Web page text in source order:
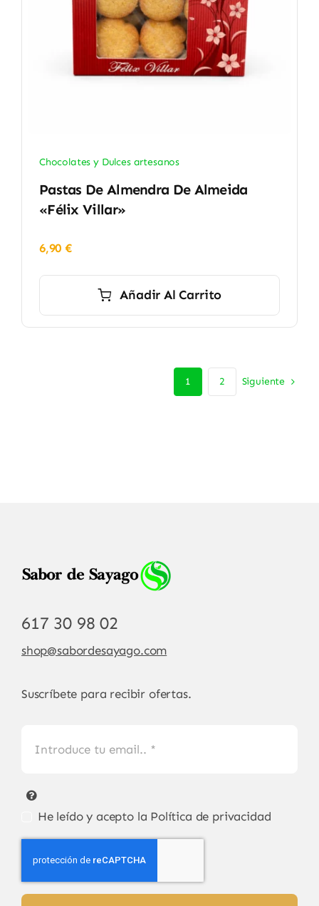
Chocolates y Dulces artesanos
Pastas De Almendra De Almeida
«Félix Villar»
6,90€
Añadir Al Carrito
1 2 Siguiente
617 30 98 02
shop@sabordesayago.com
Suscríbete para recibir ofertas.
He leído y acepto la Política de privacidad